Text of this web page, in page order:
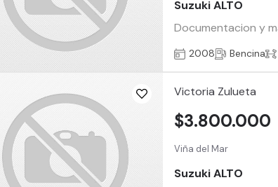
Suzuki ALTO
Documentacion y
2008 Bencina
Victoria Zulueta
Viña del Mar
Suzuki ALTO
$3.800.000